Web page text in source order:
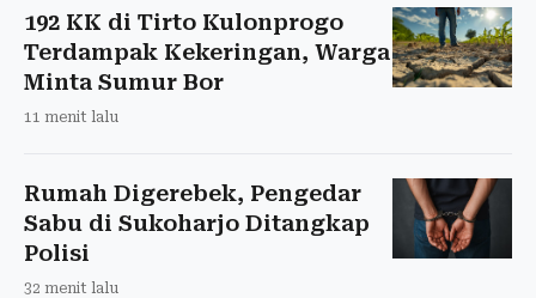
192 KK di Tirto Kulonprogo
Terdampak Kekeringan, Warga
Minta Sumur Bor
11 menit lalu
Rumah Digerebek, Pengedar
Sabu di Sukoharjo Ditangkap
Polisi
32 menit lalu